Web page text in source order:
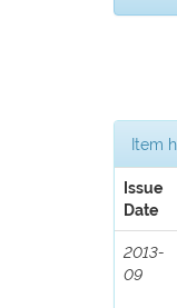
Item
Issue
Date
2013-
09